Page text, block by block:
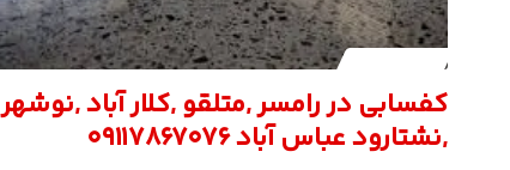
کفسابی در رامسر ,متلقو ,کلار آباد ,نوشهر
,نشتارود عباس آباد 09117867076